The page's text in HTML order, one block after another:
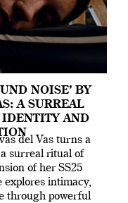
NOISE’ BY
A SURREAL
AND
del Vas turns a
surreal ritual of
of her SS25
explores intimacy,
through powerful